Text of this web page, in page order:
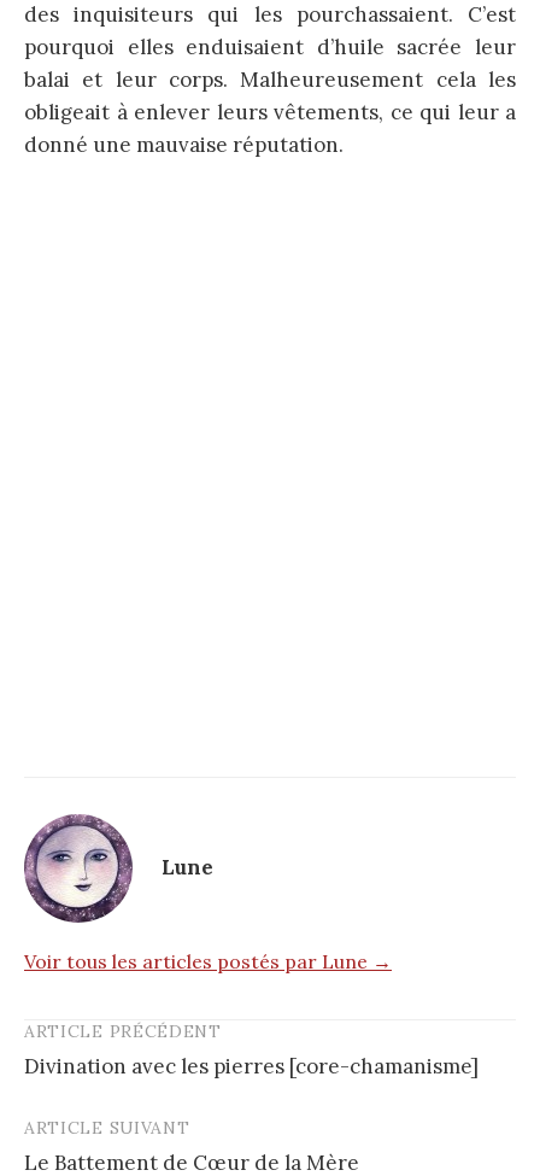
des inquisiteurs qui les pourchassaient. C’est
pourquoi elles enduisaient d’huile sacrée leur
balai et leur corps. Malheureusement cela les
obligeait à enlever leurs vêtements, ce qui leur a
donné une mauvaise réputation.
Lune
Voir tous les articles postés par Lune →
Post
navigation
ARTICLE PRÉCÉDENT
Divination avec les pierres [core-chamanisme]
ARTICLE SUIVANT
Le Battement de Cœur de la Mère